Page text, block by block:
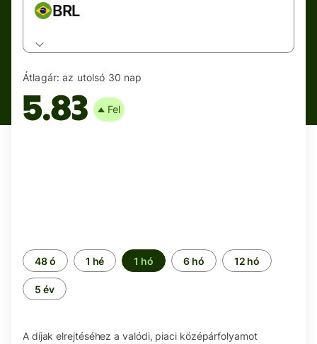
BRL
Átlagár: az utolsó 30 nap
5.83 Fel
Időszak
48 ó 1 hé 1 hó 6 hó 12 hó
5 év
A díjak elrejtéséhez a valódi, piaci középárfolyamot